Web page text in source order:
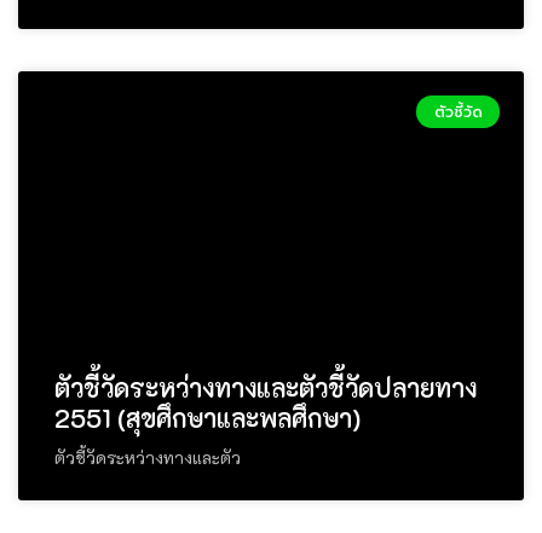
ตัวชี้วัด
ตัวชี้วัดระหว่างทางและตัวชี้วัดปลายทาง
2551 (สุขศึกษาและพลศึกษา)
ตัวชี้วัดระหว่างทางและตัว